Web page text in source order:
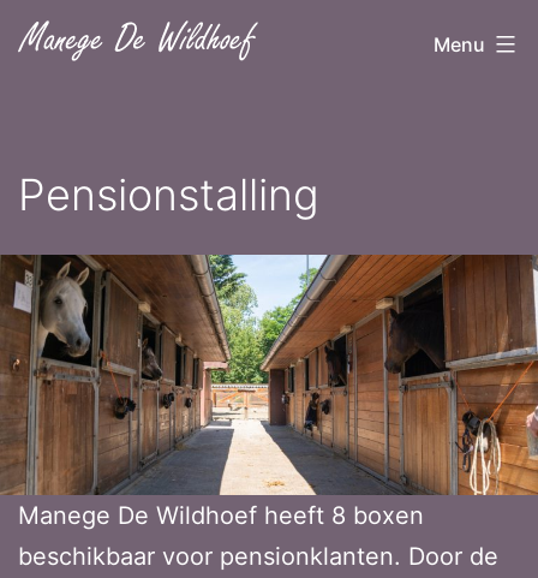
naar
Menu
Pensionstalling
Manege De Wildhoef heeft 8 boxen
beschikbaar voor pensionklanten. Door de